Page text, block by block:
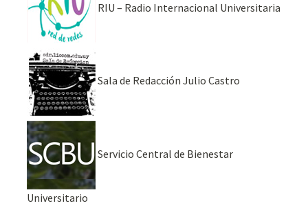
RIU – Radio Internacional Universitaria
Sala de Redacción Julio Castro
Servicio Central de Bienestar
Universitario